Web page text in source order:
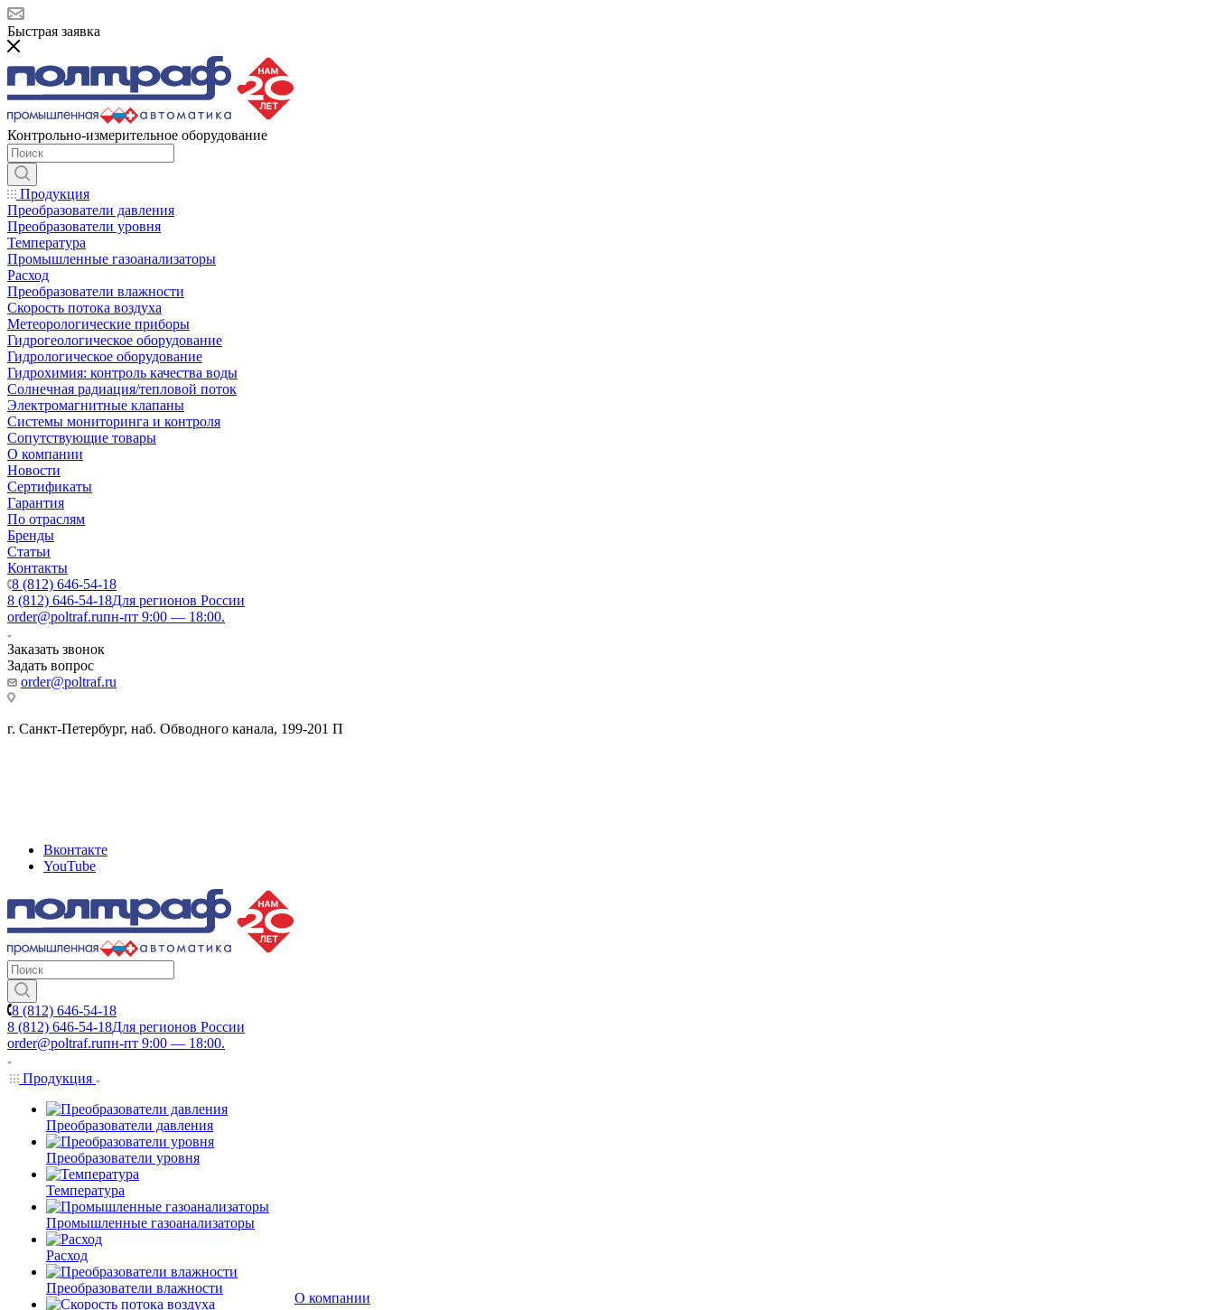
Быстрая заявка
Контрольно-измерительное оборудование
Продукция
Преобразователи давления
Преобразователи уровня
Температура
Промышленные газоанализаторы
Расход
Преобразователи влажности
Скорость потока воздуха
Метеорологические приборы
Гидрогеологическое оборудование
Гидрологическое оборудование
Гидрохимия: контроль качества воды
Солнечная радиация/тепловой поток
Электромагнитные клапаны
Системы мониторинга и контроля
Сопутствующие товары
О компании
Новости
Сертификаты
Гарантия
По отраслям
Бренды
Статьи
Контакты
8 (812) 646-54-18
8 (812) 646-54-18Для регионов России
order@poltraf.ruпн-пт 9:00 — 18:00.
Заказать звонок
Задать вопрос
order@poltraf.ru
г. Санкт-Петербург, наб. Обводного канала, 199-201 П
Вконтакте
YouTube
8 (812) 646-54-18
8 (812) 646-54-18Для регионов России
order@poltraf.ruпн-пт 9:00 — 18:00.
Продукция
Преобразователи давления
Преобразователи уровня
Температура
Промышленные газоанализаторы
Расход
Преобразователи влажности
О компании